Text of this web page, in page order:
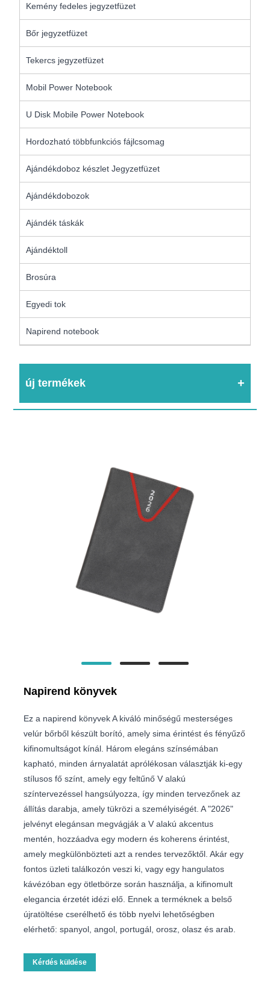
Kemény fedeles jegyzetfüzet
Bőr jegyzetfüzet
Tekercs jegyzetfüzet
Mobil Power Notebook
U Disk Mobile Power Notebook
Hordozható többfunkciós fájlcsomag
Ajándékdoboz készlet Jegyzetfüzet
Ajándékdobozok
Ajándék táskák
Ajándéktoll
Brosúra
Egyedi tok
Napirend notebook
új termékek
Napirend könyvek
Ez a napirend könyvek A kiváló minőségű mesterséges
velúr bőrből készült borító, amely sima érintést és fényűző
kifinomultságot kínál. Három elegáns színsémában
kapható, minden árnyalatát aprólékosan választják ki-egy
stílusos fő színt, amely egy feltűnő V alakú
színtervezéssel hangsúlyozza, így minden tervezőnek az
állítás darabja, amely tükrözi a személyiségét. A "2026"
jelvényt elegánsan megvágják a V alakú akcentus
mentén, hozzáadva egy modern és koherens érintést,
amely megkülönbözteti azt a rendes tervezőktől. Akár egy
fontos üzleti találkozón veszi ki, vagy egy hangulatos
kávézóban egy ötletbörze során használja, a kifinomult
elegancia érzetét idézi elő. Ennek a terméknek a belső
újratöltése cserélhető és több nyelvi lehetőségben
elérhető: spanyol, angol, portugál, orosz, olasz és arab.
Kérdés küldése